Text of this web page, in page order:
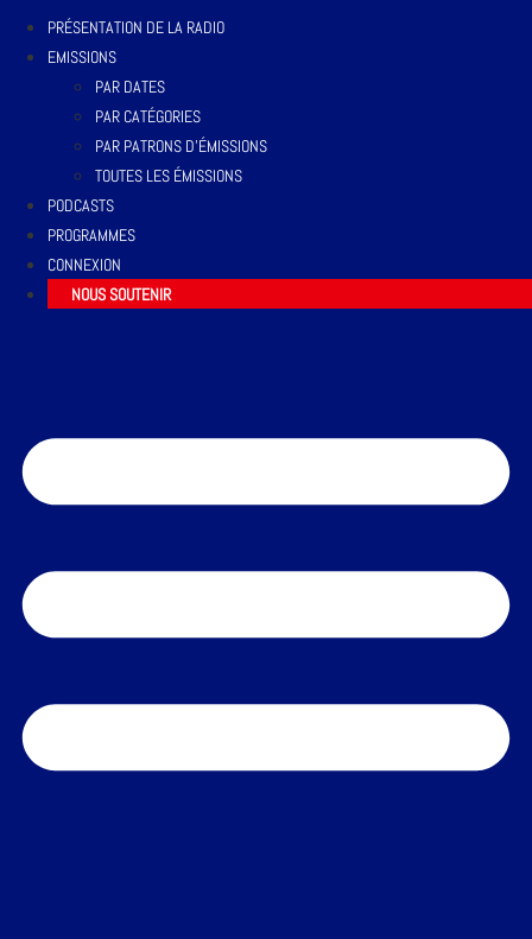
PRÉSENTATION DE LA RADIO
EMISSIONS
PAR DATES
PAR CATÉGORIES
PAR PATRONS D’ÉMISSIONS
TOUTES LES ÉMISSIONS
PODCASTS
PROGRAMMES
CONNEXION
NOUS SOUTENIR